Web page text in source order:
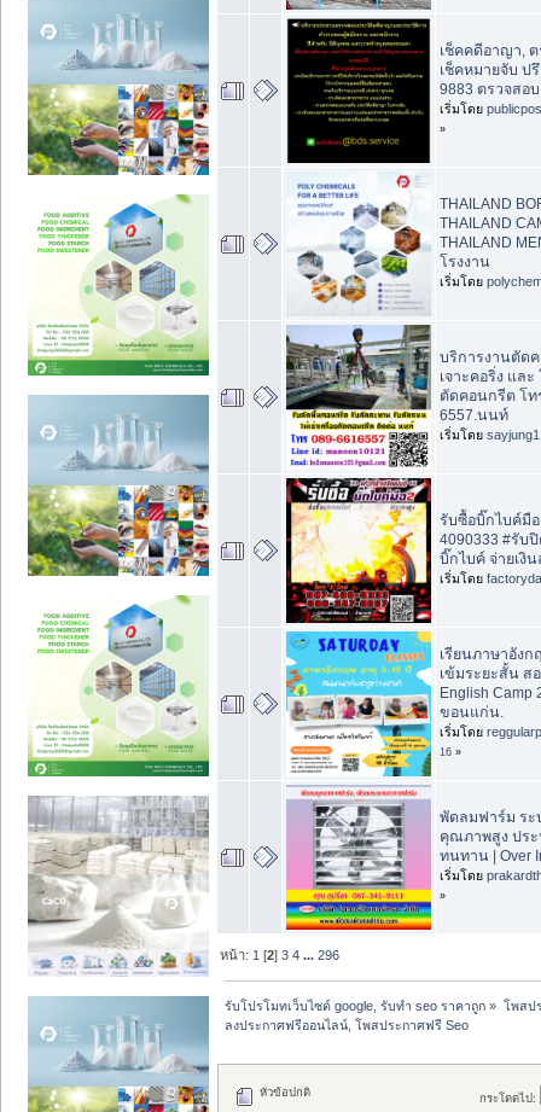
เช็คคดีอาญา,
เช็คหมายจับ ป
9883 ตรวจสอ
เริ่มโดย
»
THAILAND
THAILAND
THAILAND
โรงงาน
เริ่มโดย
บริการงานตัด
เจาะคอริ่ง และ
ตัดคอนกรีต โท
6557.นนท์
เริ่มโดย sayjung1
รับซื้อบิ๊กไบค์มือ
4090333 #รับ
บิ๊กไบค์ จ่ายเงิ
เริ่มโดย
เรียนภาษาอังก
เข้มระยะสั้น ส
English Camp
ขอนแก่น.
เริ่มโดย
16 »
พัดลมฟาร์ม ระ
คุณภาพสูง ปร
ทนทาน | Over
เริ่มโดย
»
หน้า: 1 [2]3 4 ...296
รับโปรโมทเว็บไซต์ google, รับทำ seo ราคาถูก » โพสป
ลงประกาศฟรีออนไลน์, โพสประกาศฟรี Seo
กระโดดไป:
หัวข้อปกติ